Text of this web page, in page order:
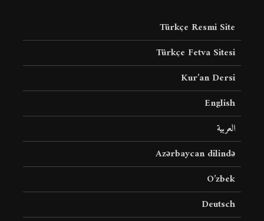
Türkçe Resmi Site
Türkçe Fetva Sitesi
Kur’an Dersi
English
العربية
Azərbaycan dilində
O’zbek
Deutsch